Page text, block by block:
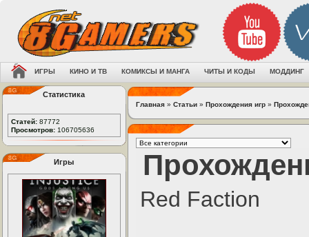
ИГРЫ КИНО И ТВ КОМИКСЫ И МАНГА ЧИТЫ И КОДЫ МОДДИНГ
Статистика
Статей: 87772
Просмотров: 106705636
Игры
Главная » Статьи » Прохождения игр »
Red Faction